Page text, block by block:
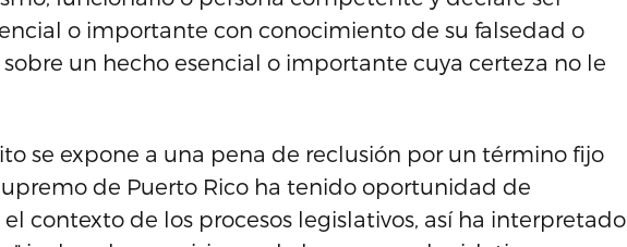
o importante con conocimiento de su falsedad o
un hecho esencial o importante cuya certeza no le
se expone a una pena de reclusión por un término fijo
de Puerto Rico ha tenido oportunidad de
contexto de los procesos legislativos, así ha interpretado